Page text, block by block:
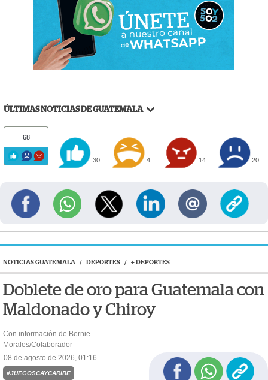
ÚLTIMAS NOTICIAS DE GUATEMALA
68
30 4 14 20
NOTICIAS GUATEMALA / DEPORTES / + DEPORTES
Doblete de oro para Guatemala con
Maldonado y Chiroy
Con información de Bernie
Morales/Colaborador
08 de agosto de 2026, 01:16
#JUEGOSCAYCARIBE